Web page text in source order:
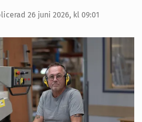
26 juni 2026, kl 09:01